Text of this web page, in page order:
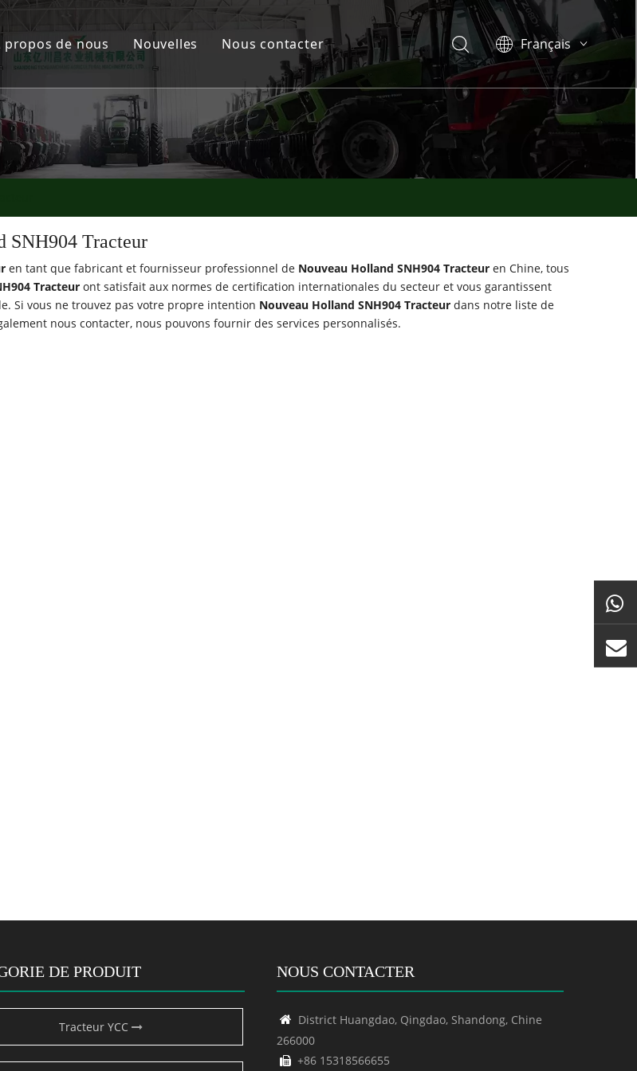
propos de nous Nouvelles Nous contacter
Français
English
Español
Português
SNH904 Tracteur
en tant que fabricant et fournisseur professionnel de Nouveau Holland SNH904 Tracteur en Chine, tous
Tracteur ont satisfait aux normes de certification internationales du secteur et vous garantissent
Si vous ne trouvez pas votre propre intention Nouveau Holland SNH904 Tracteur dans notre liste de
nous contacter, nous pouvons fournir des services personnalisés.
DE PRODUIT
Tracteur YCC
NOUS CONTACTER
 District Huangdao, Qingdao, Shandong, Chine
266000
 +86 15318566655